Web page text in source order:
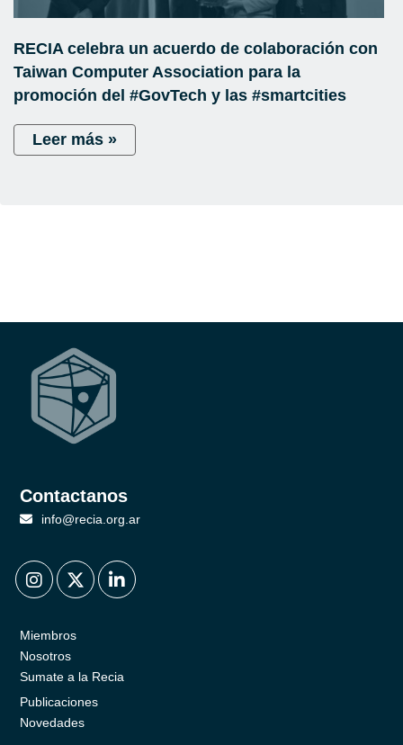
RECIA celebra un acuerdo de colaboración con
Taiwan Computer Association para la
promoción del #GovTech y las #smartcities
Leer más »
Contactanos
info@recia.org.ar
. . .
Miembros
Nosotros
Sumate a la Recia
Publicaciones
Novedades